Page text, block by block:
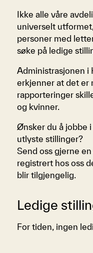
Ikke alle våre
universelt
personer med
søke på ledige
Administrasjonen i
erkjenner at det er
rapporteringer
og kvinner.
Ønsker du å jobbe
utlyste stillinger?
Send oss gjerne
registrert hos oss
blir tilgjengelig.
Ledige
For tiden, ingen